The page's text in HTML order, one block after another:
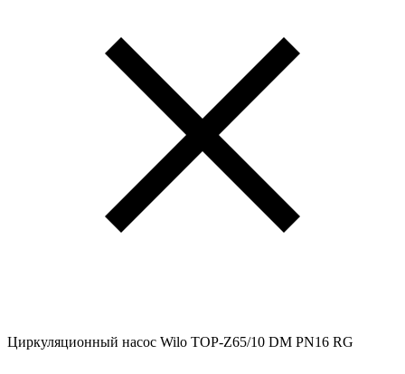
Циркуляционный насос Wilo TOP-Z65/10 DM PN16 RG